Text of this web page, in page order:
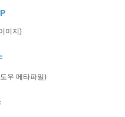
미지)
우 메타파일)